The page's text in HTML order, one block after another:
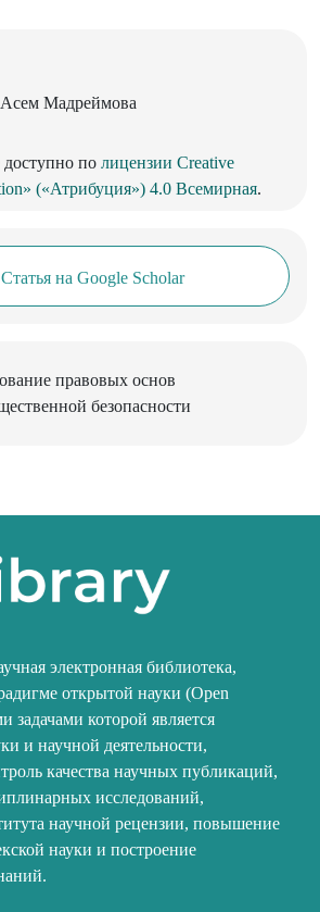
Мадреймова
доступно по лицензии Creative
(«Атрибуция») 4.0 Всемирная.
Статья на Google Scholar
электронная библиотека,
открытой науки (Open
задачами которой является
и научной деятельности,
качества научных публикаций,
исследований,
научной рецензии, повышение
науки и построение